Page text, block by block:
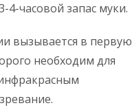
часовой запас муки.
вызывается в первую
необходим для